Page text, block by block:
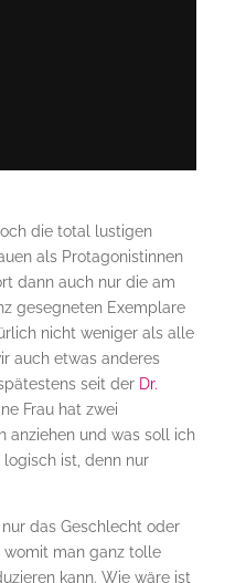
die total lustigen
als Protagonistinnen
dann auch nur die am
gesegneten Exemplare
nicht weniger als alle
auch etwas anderes
seit der Dr.
Frau hat zwei
anziehen und was soll ich
logisch ist, denn nur
das Geschlecht oder
womit man ganz tolle
kann. Wie wäre ist